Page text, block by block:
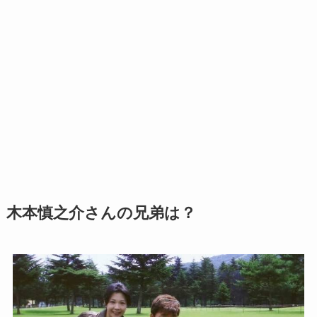
木本慎之介さんの兄弟は？